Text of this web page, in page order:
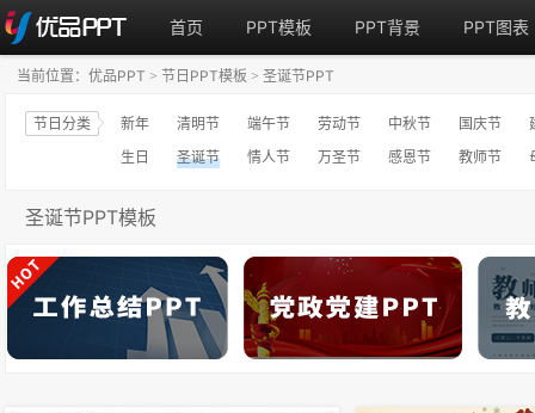
首页 PPT模板 PPT背景 PPT图表
当前位置： 优品PPT > 节日PPT模板 > 圣诞节PPT
节日分类 新年 清明节 端午节 劳动节 中秋节 国庆节
生日
圣诞节 情人节 万圣节 感恩节 教师节
圣诞节PPT模板